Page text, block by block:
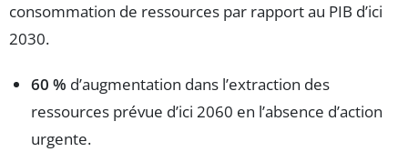
consommation de ressources par rapport au PIB d’ici
2030.
60 % d’augmentation dans l’extraction des
ressources prévue d’ici 2060 en l’absence d’action
urgente.